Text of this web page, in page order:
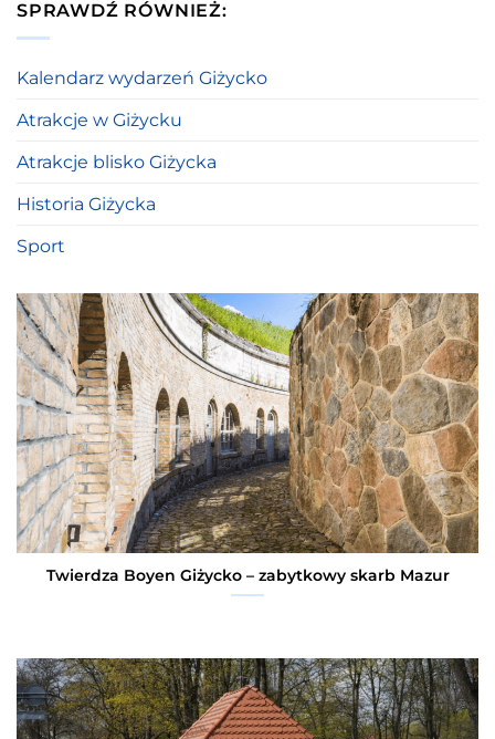
SPRAWDŹ RÓWNIEŻ:
Kalendarz wydarzeń Giżycko
Atrakcje w Giżycku
Atrakcje blisko Giżycka
Historia Giżycka
Sport
Twierdza Boyen Giżycko – zabytkowy skarb Mazur